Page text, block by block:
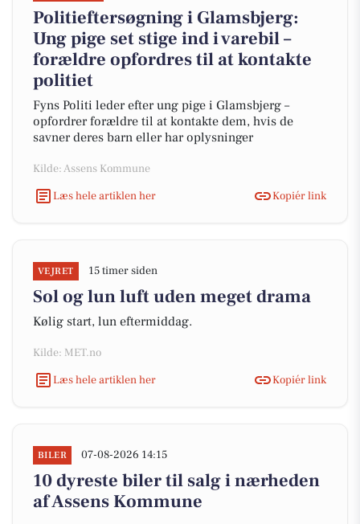
Politieftersøgning i Glamsbjerg:
Ung pige set stige ind i varebil –
forældre opfordres til at kontakte
politiet
Fyns Politi leder efter ung pige i Glamsbjerg –
opfordrer forældre til at kontakte dem, hvis de
savner deres barn eller har oplysninger
Kilde: Assens Kommune
Læs hele artiklen her
Kopiér link
VEJRET 15 timer siden
Sol og lun luft uden meget drama
Kølig start, lun eftermiddag.
Kilde: MET.no
Læs hele artiklen her
Kopiér link
BILER 07-08-2026 14:15
10 dyreste biler til salg i nærheden
af Assens Kommune